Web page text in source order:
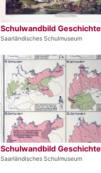
Schulwandbild Geschichte
Saarländisches Schulmuseum
Schulwandbild Geschichte
Saarländisches Schulmuseum